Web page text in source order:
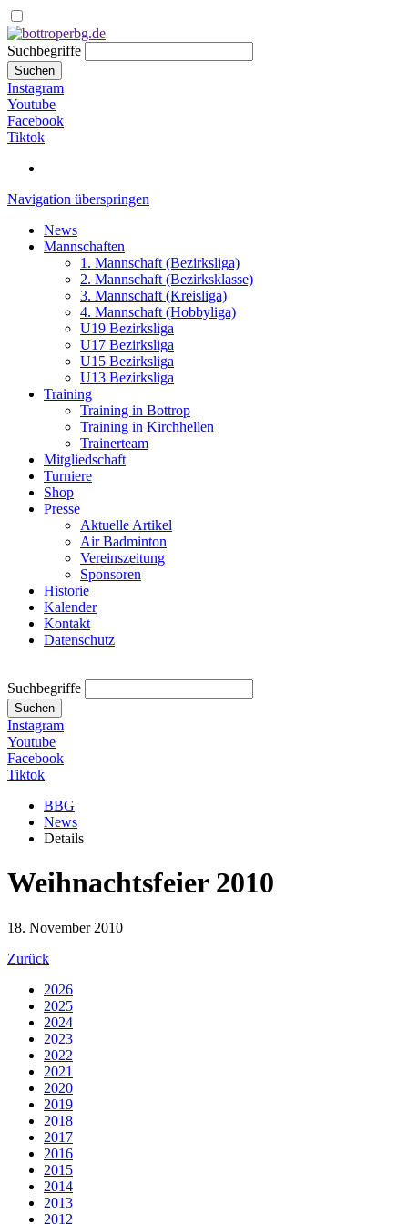
Suchbegriffe
Suchen
Instagram
Youtube
Facebook
Tiktok
Navigation überspringen
News
Mannschaften
1. Mannschaft (Bezirksliga)
2. Mannschaft (Bezirksklasse)
3. Mannschaft (Kreisliga)
4. Mannschaft (Hobbyliga)
U19 Bezirksliga
U17 Bezirksliga
U15 Bezirksliga
U13 Bezirksliga
Training
Training in Bottrop
Training in Kirchhellen
Trainerteam
Mitgliedschaft
Turniere
Shop
Presse
Aktuelle Artikel
Air Badminton
Vereinszeitung
Sponsoren
Historie
Kalender
Kontakt
Datenschutz
Suchbegriffe
Suchen
Instagram
Youtube
Facebook
Tiktok
BBG
News
Details
Weihnachtsfeier 2010
18. November 2010
Zurück
2026
2025
2024
2023
2022
2021
2020
2019
2018
2017
2016
2015
2014
2013
2012